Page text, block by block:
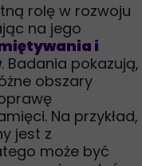
rolę w rozwoju
na jego
i
. Badania pokazują,
obszary
Na przykład,
jest z
może być